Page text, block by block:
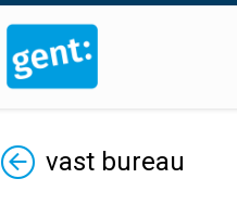
Terugvast bureau